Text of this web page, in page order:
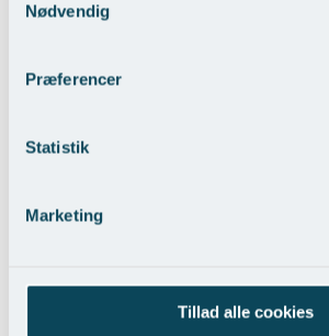
Nødvendig
Præferencer
Statistik
Marketing
Tillad alle cookies
Rekonstruktion med protese og